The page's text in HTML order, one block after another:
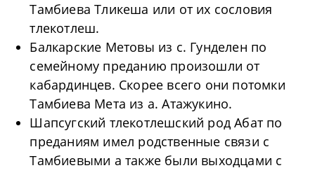
Тамбиева Тликеша или от их сословия
тлекотлеш.
Балкарские Метовы из с. Гунделен по
семейному преданию произошли от
кабардинцев. Скорее всего они потомки
Тамбиева Мета из а. Атажукино.
Шапсугский тлекотлешский род Абат по
преданиям имел родственные связи с
Тамбиевыми а также были выходцами с